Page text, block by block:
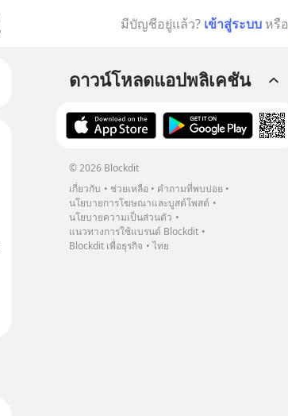
มีบัญชีอยู่แล้ว? เข้าสู่ระบบ หรือ
ดาวน์โหลดแอปพลิเคชัน
© 2026 Blockdit
เกี่ยวกับ
ช่วยเหลือ
คำถามที่พบบ่อย
นโยบายการโฆษณาและบูสต์โพสต์
นโยบายความเป็นส่วนตัว
แนวทางการใช้แบรนด์ Blockdit
Blockdit เพื่อธุรกิจ
ไทย